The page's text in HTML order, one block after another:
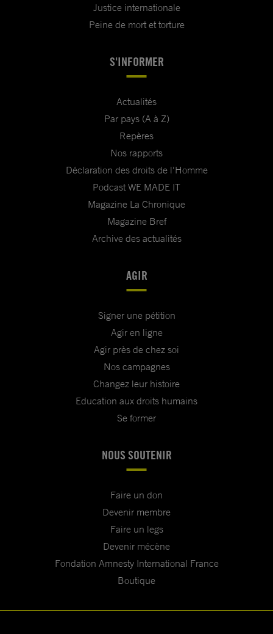
Justice internationale
Peine de mort et torture
S'INFORMER
Actualités
Par pays (A à Z)
Repères
Nos rapports
Déclaration des droits de l'Homme
Podcast WE MADE IT
Magazine La Chronique
Magazine Bref
Archive des actualités
AGIR
Signer une pétition
Agir en ligne
Agir près de chez soi
Nos campagnes
Changez leur histoire
Education aux droits humains
Se former
NOUS SOUTENIR
Faire un don
Devenir membre
Faire un legs
Devenir mécène
Fondation Amnesty International France
Boutique